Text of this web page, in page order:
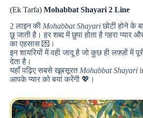
(Ek Tarfa) Mohabbat Shayari 2 Line
2 लाइन की Mohabbat Shayariछोटी होने के
छू जाती है। हर शब्द में छुपा होता है गहरा प्यार
का एहसास 💌।
इन शायरियों में वही जादू है जो कुछ ही लफ़्ज़ों में
देता है।
यहाँ पढ़िए सबसे खूबसूरत Mohabbat Shayari
आपके प्यार को बयां करेंगी 💖।